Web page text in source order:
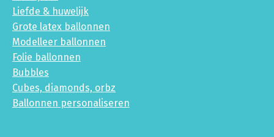
Liefde & huwelijk
Grote latex ballonnen
Modelleer ballonnen
Folie ballonnen
Bubbles
Cubes, diamonds, orbz
Ballonnen personaliseren